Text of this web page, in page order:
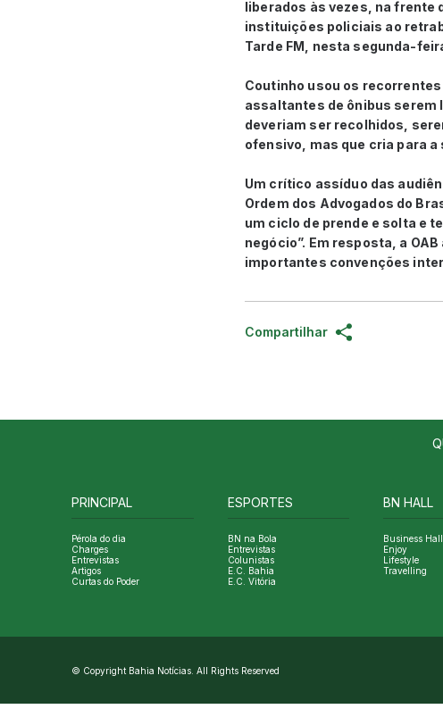
liberados às vezes, na frente
instituições policiais ao
Tarde FM, nesta segunda-
Coutinho usou os
assaltantes de ônibus serem
deveriam ser recolhidos,
ofensivo, mas que cria para
Um crítico assíduo das
Ordem dos Advogados do
um ciclo de prende e solta e
negócio”. Em resposta, a
importantes convenções
Compartilhar
PRINCIPAL
Pérola do dia
Charges
Entrevistas
Artigos
Curtas do Poder
ESPORTES
BN na Bola
Entrevistas
Colunistas
E.C. Bahia
E.C. Vitória
BN HALL
Business Hall
Enjoy
Lifestyle
Travelling
© Copyright Bahia Notícias. All Rights Reserved